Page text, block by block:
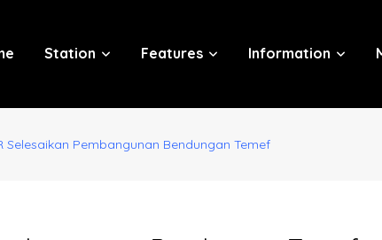
Station Features Information
Selesaikan Pembangunan Bendungan Temef